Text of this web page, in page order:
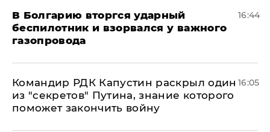
В Болгарию вторгся ударный
беспилотник и взорвался у важного
газопровода
16:44
Командир РДК Капустин раскрыл один
из "секретов" Путина, знание которого
поможет закончить войну
16:05